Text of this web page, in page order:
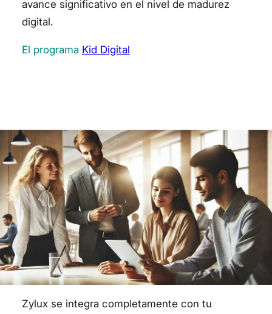
avance significativo en el nivel de madurez
digital.
El programa Kid Digital
Zylux se integra completamente con tu